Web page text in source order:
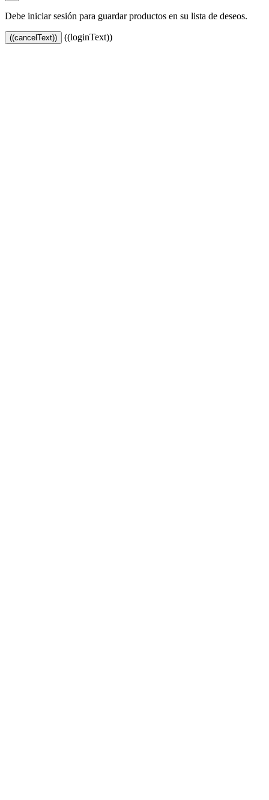
Debe iniciar sesión para guardar productos en su lista de deseos.
((cancelText)) ((loginText))